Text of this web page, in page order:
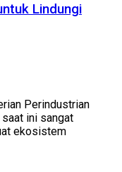
Lindungi
Perindustrian
ini sangat
ekosistem